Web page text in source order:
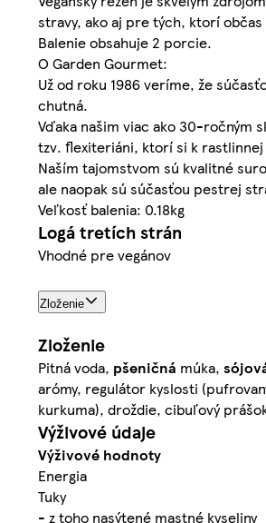
stravy, ako aj pre tých, ktorí
Balenie obsahuje 2 porcie.
O Garden Gourmet:
Už od roku 1986 veríme, že
chutná.
Vďaka našim viac ako 30-ročným
tzv. flexiteriáni, ktorí si k
Naším tajomstvom sú kvalitné
ale naopak sú súčasťou pestrej
Veľkosť balenia: 0.18kg
Logá tretích strán
Vhodné pre vegánov
Zloženie
Zloženie
Pitná voda, pšeničná múka,
arómy, regulátor kyslosti
kurkuma), droždie, cibuľový
Výživové údaje
Výživové hodnoty
Energia
Tuky
- z toho nasýtené mastné kyseliny